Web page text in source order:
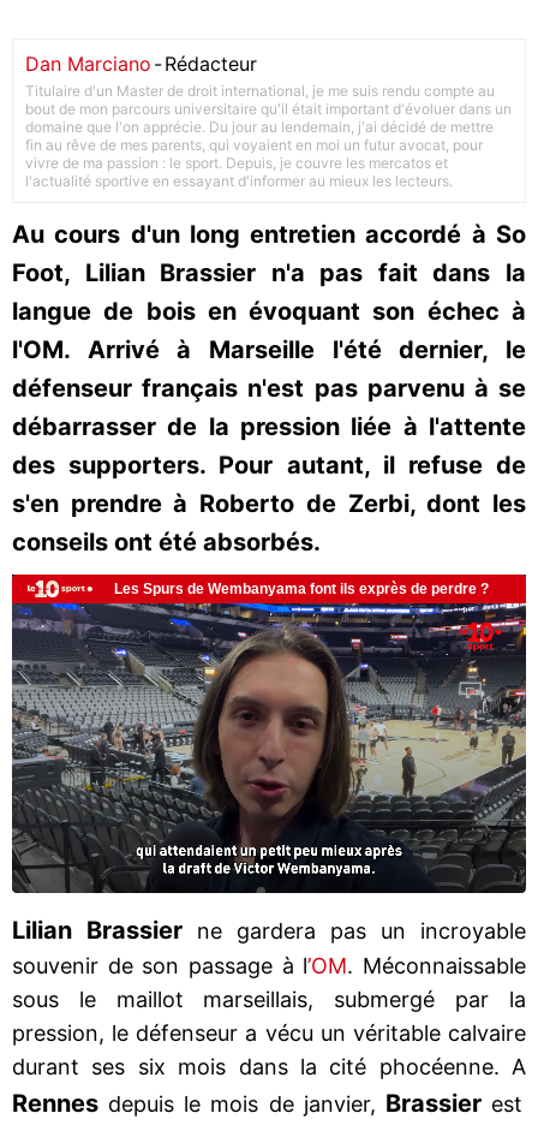
Dan Marciano -Rédacteur
Titulaire d'un Master de droit international, je me suis rendu compte au
bout de mon parcours universitaire qu'il était important d'évoluer dans un
domaine que l'on apprécie. Du jour au lendemain, j'ai décidé de mettre
fin au rêve de mes parents, qui voyaient en moi un futur avocat, pour
vivre de ma passion : le sport. Depuis, je couvre les mercatos et
l'actualité sportive en essayant d'informer au mieux les lecteurs.
Au cours d'un long entretien accordé à So
Foot, Lilian Brassier n'a pas fait dans la
langue de bois en évoquant son échec à
l'OM. Arrivé à Marseille l'été dernier, le
défenseur français n'est pas parvenu à se
débarrasser de la pression liée à l'attente
des supporters. Pour autant, il refuse de
s'en prendre à Roberto de Zerbi, dont les
conseils ont été absorbés.
Lilian Brassier
ne gardera pas un incroyable
souvenir de son passage à l’OM. Méconnaissable
sous le maillot marseillais, submergé par la
pression, le défenseur a vécu un véritable calvaire
durant ses six mois dans la cité phocéenne. A
Rennes depuis le mois de janvier, Brassierest